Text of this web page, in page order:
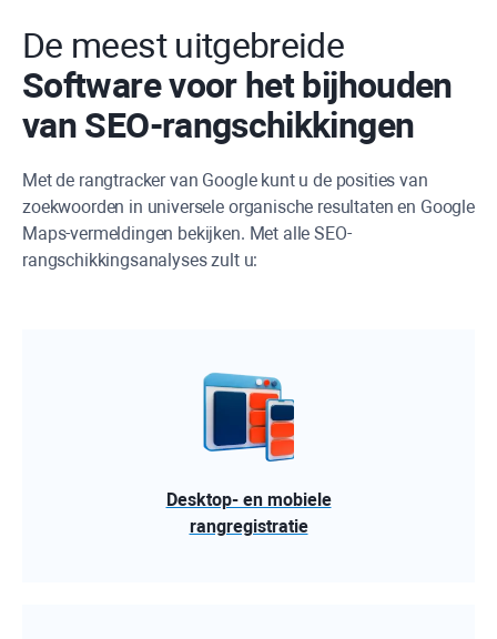
De meest uitgebreide
Software voor het bijhouden
van SEO-rangschikkingen
Met de rangtracker van Google kunt u de posities van
zoekwoorden in universele organische resultaten en Google
Maps-vermeldingen bekijken. Met alle SEO-
rangschikkingsanalyses zult u:
Desktop- en mobiele
rangregistratie